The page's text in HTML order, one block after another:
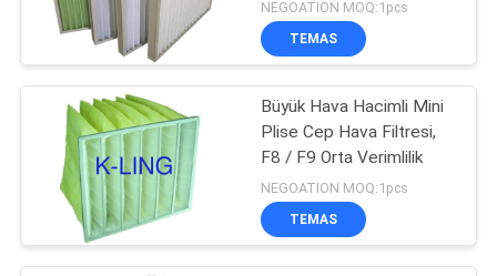
Fan Filtre Ünitesi
NEGOATION MOQ:1pcs
TEMAS
Büyük Hava Hacimli Mini
Plise Cep Hava Filtresi,
F8 / F9 Orta Verimlilik
NEGOATION MOQ:1pcs
TEMAS